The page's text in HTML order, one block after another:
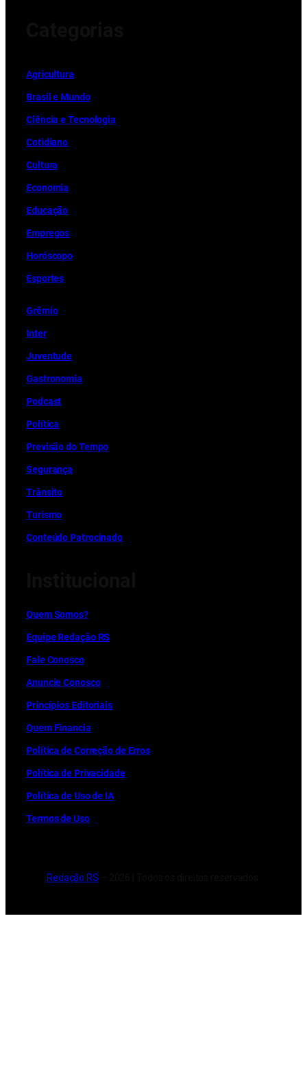
Agricultura
Brasil e Mundo
Ciência e Tecnologia
Cotidiano
Cultura
Economia
Educação
Empregos
Horóscopo
Esportes
Grêmio
Inter
Juventude
Gastronomia
Podcast
Política
Previsão do Tempo
Segurança
Trânsito
Turismo
Conteúdo Patrocinado
Quem Somos?
Equipe Redação RS
Fale Conosco
Anuncie Conosco
Princípios Editoriais
Quem Financia
Política de Correção de Erros
Política de Privacidade
Política de Uso de IA
Termos de Uso
Redação RS